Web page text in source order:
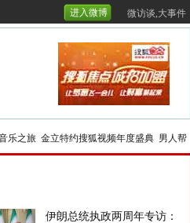
进入微博 微访谈,大事件
乐之旅 金立特约搜狐视频年度盛典 男人帮
伊朗总统执政两周年专访：